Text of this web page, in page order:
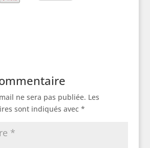
ne sera pas publiée. Les
sont indiqués avec *